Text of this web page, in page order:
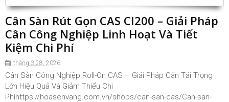
Cân Sàn Rút Gọn CAS CI200 – Giải Pháp
Cân Công Nghiệp Linh Hoạt Và Tiết
Kiệm Chi Phí
tháng 3 28, 2026
Cân Sàn Công Nghiệp Roll-On CAS – Giải Pháp Cân Tải Trọng
Lớn Hiệu Quả Và Giảm Thiểu Chi
Phíhttps://hoasenvang.com.vn/shops/can-san-cas/Can-san-